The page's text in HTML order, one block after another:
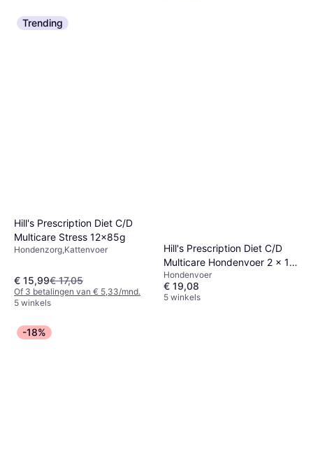
Trending
Hill's Prescription Diet C/D
Multicare Stress 12x85g
Hondenzorg,Kattenvoer
€ 15,99€ 17,05
Of 3 betalingen van € 5,33/mnd.
5 winkels
Hill's Prescription Diet C/D
Multicare Hondenvoer 2 x 1.5
kg
Hondenvoer
€ 19,08
5 winkels
-18%